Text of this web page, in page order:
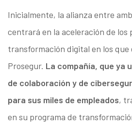
Inicialmente, la alianza entre
centrará en la aceleración de los
transformación digital en los que
Prosegur. La compañía, que ya
de colaboración y de
para sus miles de empleados,
en su programa de